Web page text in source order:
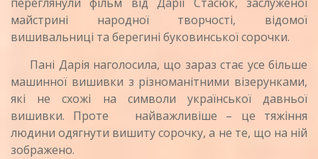
майстрині народної творчості, відомої
вишивальниці та берегині буковинської сорочки.
Пані Дарія наголосила, що зараз стає усе більше
машинної вишивки з різноманітними візерунками,
які не схожі на символи української давньої
вишивки. Проте найважливіше – це тяжіння
людини одягнути вишиту сорочку, а не те, що на ній
зображено.